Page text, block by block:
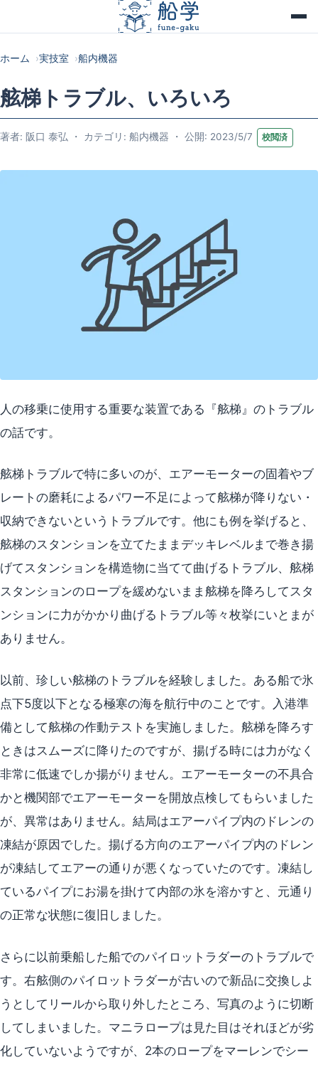
ホーム 実技室 船内機器
舷梯トラブル、いろいろ
著者: 阪口 泰弘 ・ カテゴリ: 船内機器 ・ 公開: 2023/5/7 校閲済
人の移乗に使用する重要な装置である『舷梯』のトラブル
の話です。
舷梯トラブルで特に多いのが、エアーモーターの固着やブ
レートの磨耗によるパワー不足によって舷梯が降りない・
収納できないというトラブルです。他にも例を挙げると、
舷梯のスタンションを立てたままデッキレベルまで巻き揚
げてスタンションを構造物に当てて曲げるトラブル、舷梯
スタンションのロープを緩めないまま舷梯を降ろしてスタ
ンションに力がかかり曲げるトラブル等々枚挙にいとまが
ありません。
以前、珍しい舷梯のトラブルを経験しました。ある船で氷
点下5度以下となる極寒の海を航行中のことです。入港準
備として舷梯の作動テストを実施しました。舷梯を降ろす
ときはスムーズに降りたのですが、揚げる時には力がなく
非常に低速でしか揚がりません。エアーモーターの不具合
かと機関部でエアーモーターを開放点検してもらいました
が、異常はありません。結局はエアーパイプ内のドレンの
凍結が原因でした。揚げる方向のエアーパイプ内のドレン
が凍結してエアーの通りが悪くなっていたのです。凍結し
ているパイプにお湯を掛けて内部の氷を溶かすと、元通り
の正常な状態に復旧しました。
さらに以前乗船した船でのパイロットラダーのトラブルで
す。右舷側のパイロットラダーが古いので新品に交換しよ
うとしてリールから取り外したところ、写真のように切断
してしまいました。マニラロープは見た目はそれほどが劣
化していないようですが、2本のロープをマーレンでシー